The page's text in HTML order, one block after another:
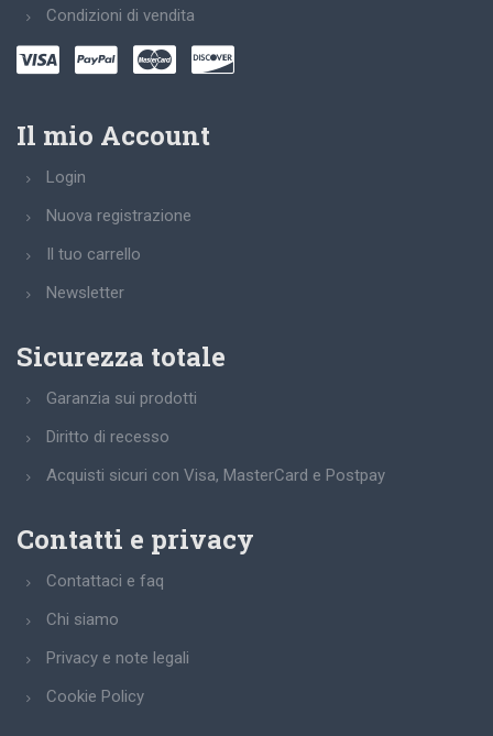
Condizioni di vendita
Il mio Account
Login
Nuova registrazione
Il tuo carrello
Newsletter
Sicurezza totale
Garanzia sui prodotti
Diritto di recesso
Acquisti sicuri con Visa, MasterCard e Postpay
Contatti e privacy
Contattaci e faq
Chi siamo
Privacy e note legali
Cookie Policy